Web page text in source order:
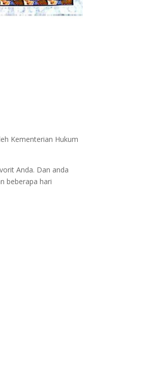
Kementerian Hukum
Anda. Dan anda
beberapa hari